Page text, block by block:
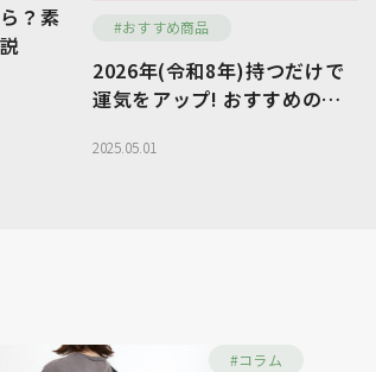
シーンから探す
取扱店舗から探す
？素
#おすすめ商品
2026年(令和8年)持つだけで
運気をアップ! おすすめの財
2025.05.01
#コラム